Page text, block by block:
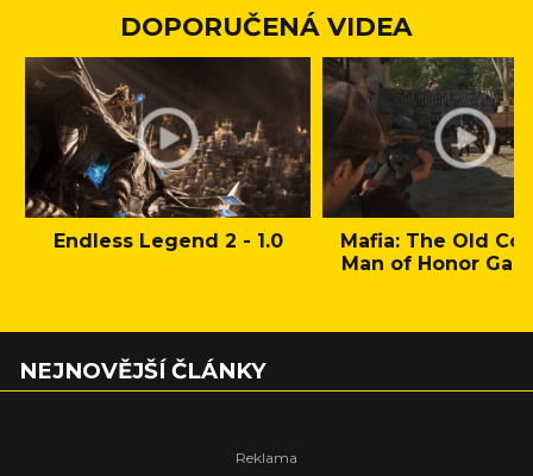
DOPORUČENÁ VIDEA
Endless Legend 2 - 1.0
Mafia: The Old
Man of Honor
NEJNOVĚJŠÍ ČLÁNKY